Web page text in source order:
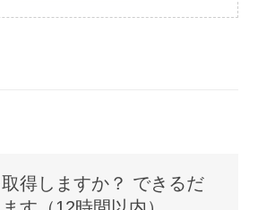
得しますか？ できるだ